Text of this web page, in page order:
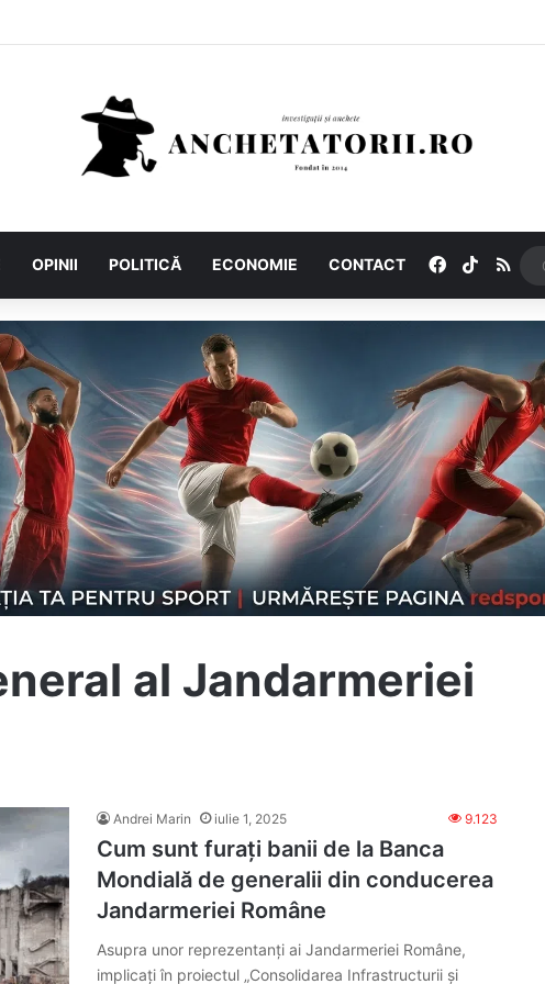
OPINII POLITICĂ ECONOMIE CONTACT Facebook
TikTokRSS
al Jandarmeriei
Andrei Marin iulie 1, 2025 9.123
Cum sunt furați banii de la Banca
Mondială de generalii din conducerea
Jandarmeriei Române
Asupra unor reprezentanți ai Jandarmeriei Române,
implicați în proiectul „Consolidarea Infrastructurii și